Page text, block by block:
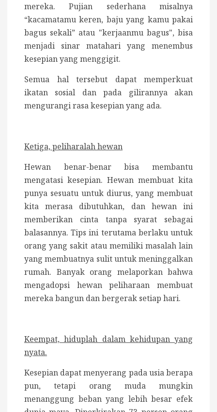
mereka. Pujian sederhana misalnya
“kacamatamu keren, baju yang kamu pakai
bagus sekali” atau "kerjaanmu bagus", bisa
menjadi sinar matahari yang menembus
kesepian yang menggigit.
Semua hal tersebut dapat memperkuat
ikatan sosial dan pada gilirannya akan
mengurangi rasa kesepian yang ada.
Ketiga, peliharalah hewan
Hewan benar-benar bisa membantu
mengatasi kesepian. Hewan membuat kita
punya sesuatu untuk diurus, yang membuat
kita merasa dibutuhkan, dan hewan ini
memberikan cinta tanpa syarat sebagai
balasannya. Tips ini terutama berlaku untuk
orang yang sakit atau memiliki masalah lain
yang membuatnya sulit untuk meninggalkan
rumah. Banyak orang melaporkan bahwa
mengadopsi hewan peliharaan membuat
mereka bangun dan bergerak setiap hari.
Keempat, hiduplah dalam kehidupan yang
nyata.
Kesepian dapat menyerang pada usia berapa
pun, tetapi orang muda mungkin
menanggung beban yang lebih besar efek